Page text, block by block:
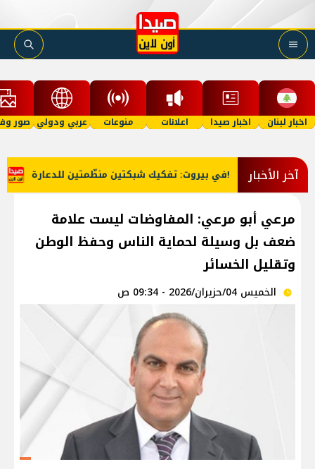
اخبار لبنان اخبار صيدا اعلانات منوعات عربي ودولي صور
آخر الأخبار
مرعي أبو مرعي: المفاوضات ليست علامة
ضعف بل وسيلة لحماية الناس وحفظ الوطن
وتقليل الخسائر
الخميس 04/حزيران/2026 - 09:34 ص